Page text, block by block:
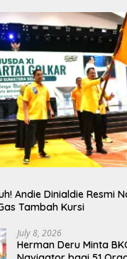
Andie Dinialdie Resmi
Tambah Kursi
July 8, 2026
Herman Deru Minta